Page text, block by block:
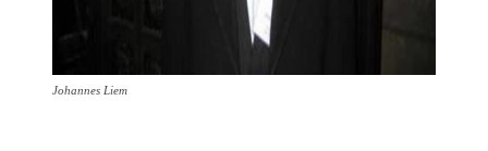
Johannes Liem